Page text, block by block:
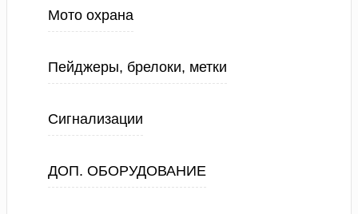
Мото охрана
Пейджеры, брелоки, метки
Сигнализации
ДОП. ОБОРУДОВАНИЕ